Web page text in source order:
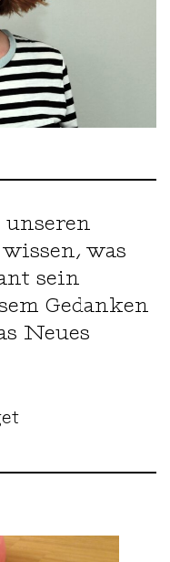
was
sein
Gedanken
Neues